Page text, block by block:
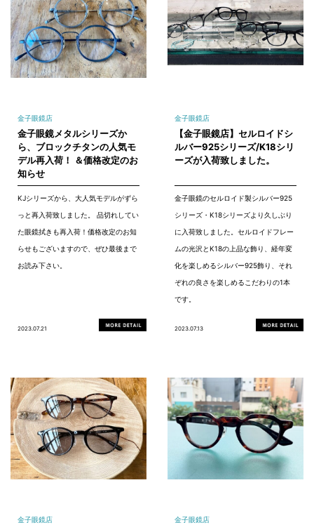
金子眼鏡店
金子眼鏡メタルシリーズか
ら、ブロックチタンの人気モ
デル再入荷！ ＆価格改定のお
知らせ
KJシリーズから、大人気モデルがずら
っと再入荷致しました。 品切れしてい
た眼鏡拭きも再入荷！価格改定のお知
らせもございますので、ぜひ最後まで
お読み下さい。
2023.07.21
金子眼鏡店
【金子眼鏡店】セルロイドシ
ルバー925シリーズ/K18シリ
ーズが入荷致しました。
金子眼鏡のセルロイド製シルバー925
シリーズ・K18シリーズより久しぶり
に入荷致しました。セルロイドフレー
ムの光沢とK18の上品な飾り、経年変
化を楽しめるシルバー925飾り、それ
ぞれの良さを楽しめるこだわりの1本
です。
2023.07.13
金子眼鏡店 金子眼鏡店